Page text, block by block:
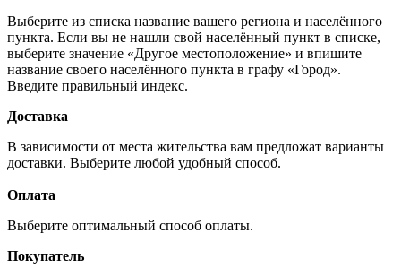
Выберите из списка название вашего региона и населённого
пункта. Если вы не нашли свой населённый пункт в списке,
выберите значение «Другое местоположение» и впишите
название своего населённого пункта в графу «Город».
Введите правильный индекс.
Доставка
В зависимости от места жительства вам предложат варианты
доставки. Выберите любой удобный способ.
Оплата
Выберите оптимальный способ оплаты.
Покупатель